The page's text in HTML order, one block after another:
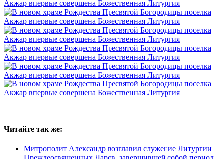
Читайте так же:
Митрополит Александр возглавил служение Литургии